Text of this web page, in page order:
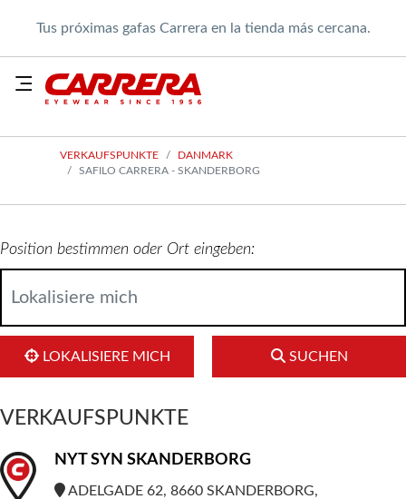
Tus próximas gafas Carrera en la tienda más cercana.
VERKAUFSPUNKTE
DANMARK
SAFILO CARRERA - SKANDERBORG
Position bestimmen oder Ort eingeben:
LOKALISIERE MICH SUCHEN
VERKAUFSPUNKTE
NYT SYN SKANDERBORG
ADELGADE 62, 8660 SKANDERBORG,